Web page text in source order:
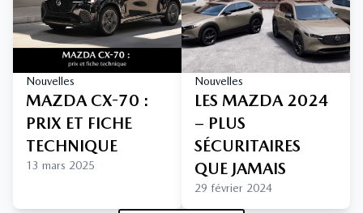
Nouvelles
MAZDA CX-70 :
PRIX ET FICHE
TECHNIQUE
13 mars 2025
Nouvelles
LES MAZDA 2024
– PLUS
SÉCURITAIRES
QUE JAMAIS
29 février 2024